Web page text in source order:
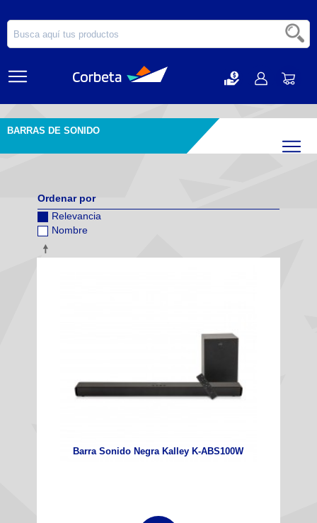
BARRAS DE SONIDO
Ordenar por
Relevancia
Nombre
Barra Sonido Negra Kalley K‑ABS100W